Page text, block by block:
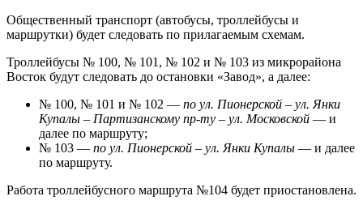
Общественный транспорт (автобусы, троллейбусы и
маршрутки) будет следовать по прилагаемым схемам.
Троллейбусы № 100, № 101, № 102 и № 103 из микрорайона
Восток будут следовать до остановки «Завод», а далее:
№ 100, № 101 и № 102 — по ул. Пионерской – ул. Янки
Купалы – Партизанскому пр-ту – ул. Московской — и
далее по маршруту;
№ 103 — по ул. Пионерской – ул. Янки Купалы — и далее
по маршруту.
Работа троллейбусного маршрута №104 будет приостановлена.